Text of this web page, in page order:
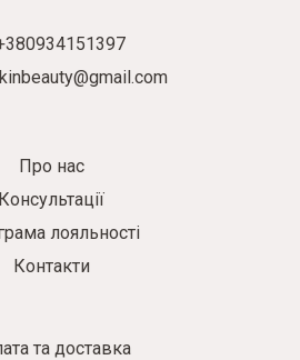
Про нас
Консультації
лояльності
Контакти
та доставка